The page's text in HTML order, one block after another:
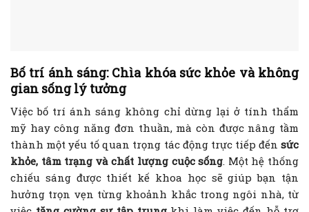
Bố trí ánh sáng: Chìa khóa sức khỏe và không
gian sống lý tưởng
Việc bố trí ánh sáng không chỉ dừng lại ở tính thẩm
mỹ hay công năng đơn thuần, mà còn được nâng tầm
thành một yếu tố quan trọng tác động trực tiếp đến sức
khỏe, tâm trạng và chất lượng cuộc sống. Một hệ thống
chiếu sáng được thiết kế khoa học sẽ giúp bạn tận
hưởng trọn vẹn từng khoảnh khắc trong ngôi nhà, từ